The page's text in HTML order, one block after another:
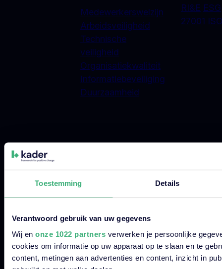
Toestemming Details
Verantwoord gebruik van uw gegevens
Wij en onze 1022 partnersverwerken je persoonlijke
cookies om informatie op uw apparaat op te slaan en te
content, metingen aan advertenties en content, inzicht in
Medewerkerswelzijn
Arbeidsveiligheid
Technische
veiligheid
Organisatiekwaliteit
Informatiebeveiliging
Duurzaamheid
RI&E ESG
27001
© 2026 Kader Group.
Disclaimer
Privacyverklaringen
Algemene Voorwaarden
Vulnerability Disclosure Policy